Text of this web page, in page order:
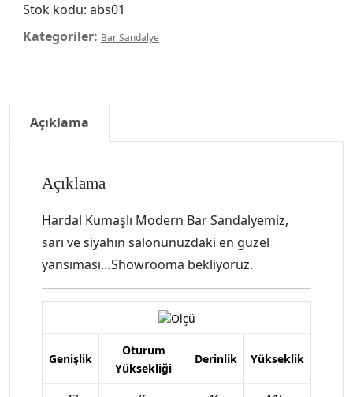
Stok kodu: abs01
Kategoriler: Bar Sandalye
Açıklama
Açıklama
Hardal Kumaşlı Modern Bar Sandalyemiz,
sarı ve siyahın salonunuzdaki en güzel
yansıması…Showrooma bekliyoruz.
Genişlik
Oturum
Yüksekliği
Derinlik Yükseklik